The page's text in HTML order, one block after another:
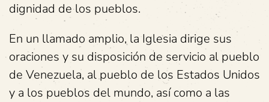
dignidad de los pueblos.
En un llamado amplio, la Iglesia dirige sus
oraciones y su disposición de servicio al pueblo
de Venezuela, al pueblo de los Estados Unidos
y a los pueblos del mundo, así como a las